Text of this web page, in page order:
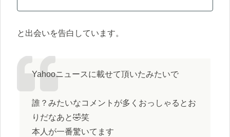
と出会いを告白しています。
Yahooニュースに載せて頂いたみたいで
誰？みたいなコメントが多くおっしゃるとお
りだなあと🤣笑
本人が一番驚いてます